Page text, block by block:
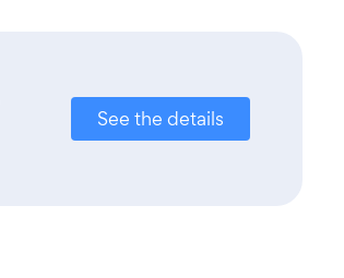
See the details